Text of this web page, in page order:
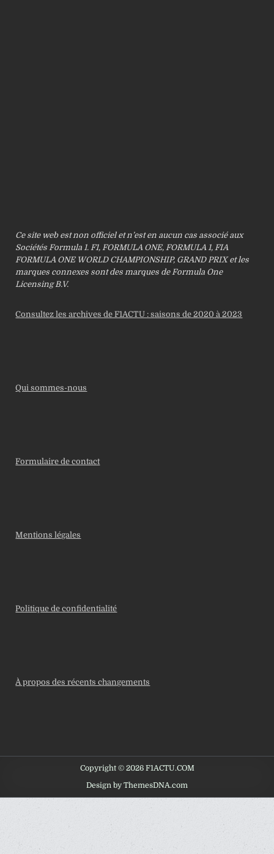
Ce site web est non officiel et n’est en aucun cas associé aux
Sociétés Formula 1. F1, FORMULA ONE, FORMULA 1, FIA
FORMULA ONE WORLD CHAMPIONSHIP, GRAND PRIX et les
marques connexes sont des marques de Formula One
Licensing B.V.
Consultez les archives de F1ACTU : saisons de 2020 à 2023
Qui sommes-nous
Formulaire de contact
Mentions légales
Politique de confidentialité
À propos des récents changements
Copyright © 2026 F1ACTU.COM
Design by ThemesDNA.com